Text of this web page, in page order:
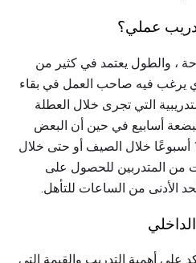
عملي؟
، والطول يعتمد في كثير من
يرغب فيه صاحب العمل في بقاء
التي تجرى خلال العطلة
أسابيع في حين أن البعض
الآخر قد يستمر من 10 إلى 12 أسبوعًا خلال الصيف أو حتى خلال
من المتدربين للحصول على
الأدنى من الساعات للتأهل.
على أهمية التدريب والقيمة التي